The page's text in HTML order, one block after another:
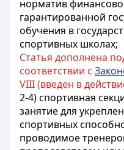
норматив
гарантированной
обучения в
спортивных школах;
Статья дополнена
соответствии с
VIII (введен в
2-4) спортивная
занятие для
спортивных
проводимое